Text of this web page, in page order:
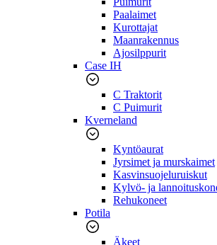
Paalaimet
Kurottajat
Maanrakennus
Ajosilppurit
Case IH
C Traktorit
C Puimurit
Kverneland
Kyntöaurat
Jyrsimet ja murskaimet
Kasvinsuojeluruiskut
Kylvö- ja
Rehukoneet
Potila
Äkeet